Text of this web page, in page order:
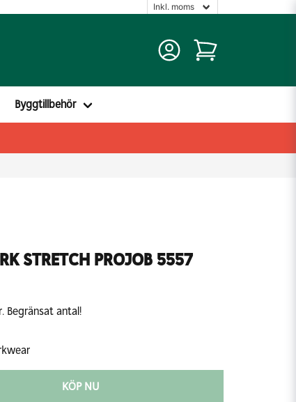
Byggtillbehör
STRETCH PROJOB 5557
Begränsat antal!
KÖP NU